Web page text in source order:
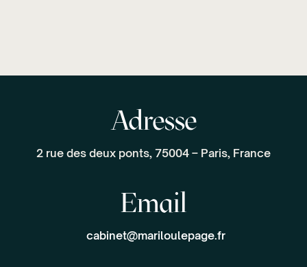
Adresse
2 rue des deux ponts, 75004 – Paris, France
Email
cabinet@mariloulepage.fr